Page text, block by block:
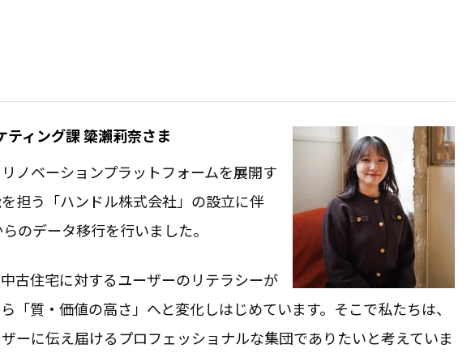
ィング課 簗瀨莉奈さま
ノベーションプラットフォームを展開す
担う「ハンドル株式会社」の設立に伴
のデータ移行を行いました。
古住宅に対するユーザーのリテラシーが
「質・価値の高さ」へと変化しはじめています。そこで私たちは、
ーに伝え届けるプロフェッショナルな集団でありたいと考えていま